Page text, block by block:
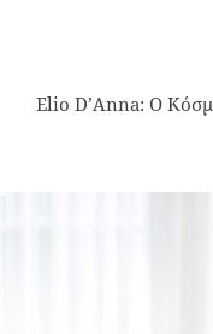
Elio D’Anna: Ο